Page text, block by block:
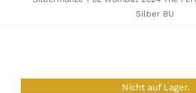
Silber BU
Nicht auf Lager.